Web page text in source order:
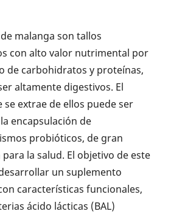
malanga son tallos
con alto valor nutrimental por
de carbohidratos y proteínas,
altamente digestivos. El
se extrae de ellos puede ser
encapsulación de
probióticos, de gran
la salud. El objetivo de este
un suplemento
características funcionales,
ácido lácticas (BAL)